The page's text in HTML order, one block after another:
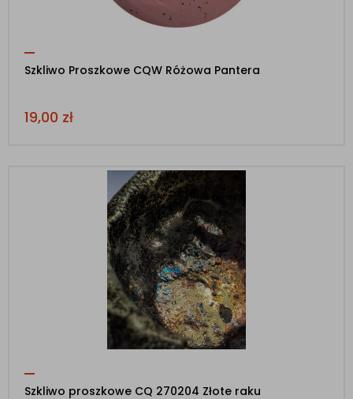
Szkliwo Proszkowe CQW Różowa Pantera
19,00 zł
Szkliwo proszkowe CQ 270204 Złote raku